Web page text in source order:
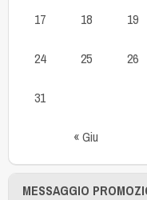
« Giu
17 18 19
24 25 26
31
MESSAGGIO